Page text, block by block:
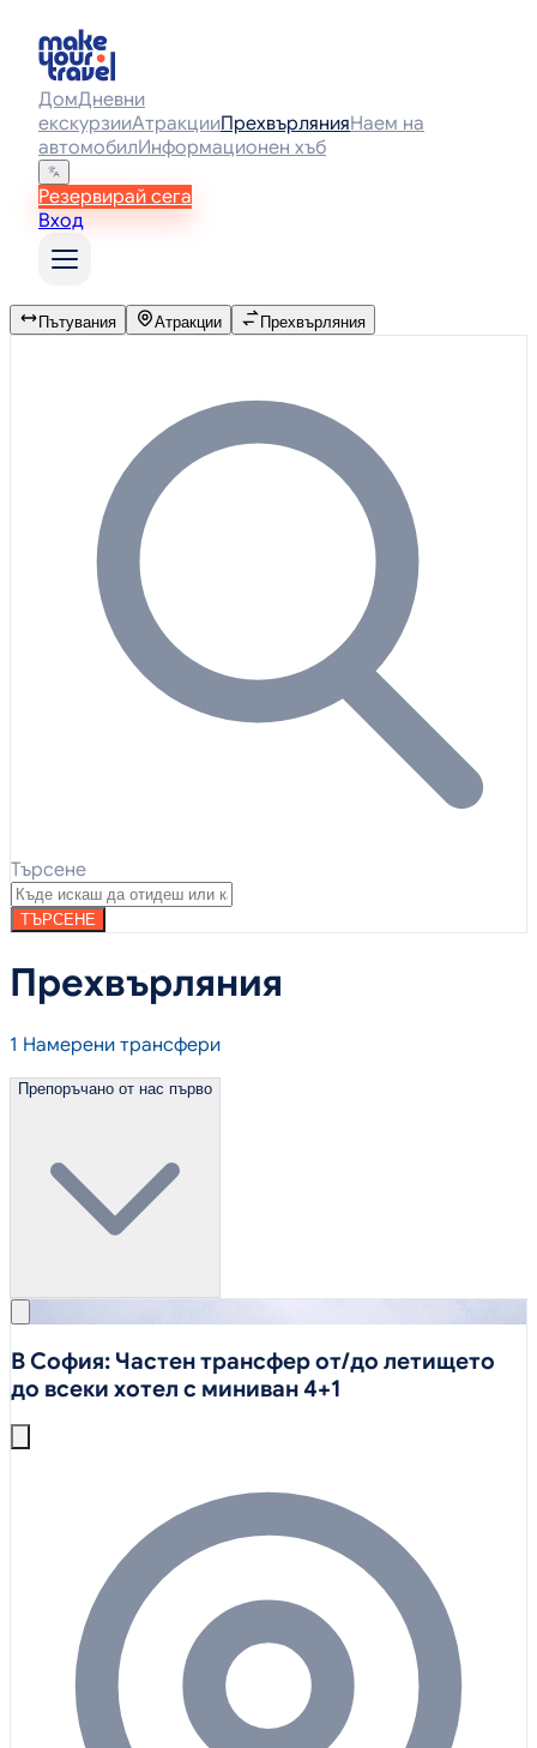
ДомДневни
екскурзииАтракцииПрехвърлянияНаем на
автомобилИнформационен хъб
Резервирай сега
Вход
Пътувания Атракции Прехвърляния
Търсене
ТЪРСЕНЕ
Прехвърляния
1 Намерени трансфери
Препоръчано от нас първо
В София: Частен трансфер от/до летището
до всеки хотел с миниван 4+1